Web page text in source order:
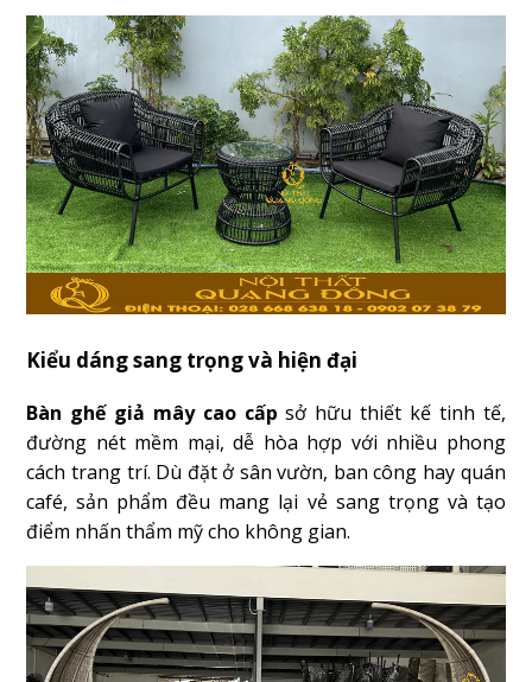
Kiểu dáng sang trọng và hiện đại
Bàn ghế giả mây cao cấp sở hữu thiết kế tinh tế,
đường nét mềm mại, dễ hòa hợp với nhiều phong
cách trang trí. Dù đặt ở sân vườn, ban công hay quán
café, sản phẩm đều mang lại vẻ sang trọng và tạo
điểm nhấn thẩm mỹ cho không gian.